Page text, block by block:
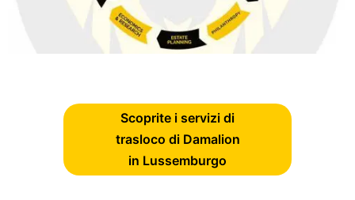
Scoprite i servizi di
trasloco di Damalion
in Lussemburgo